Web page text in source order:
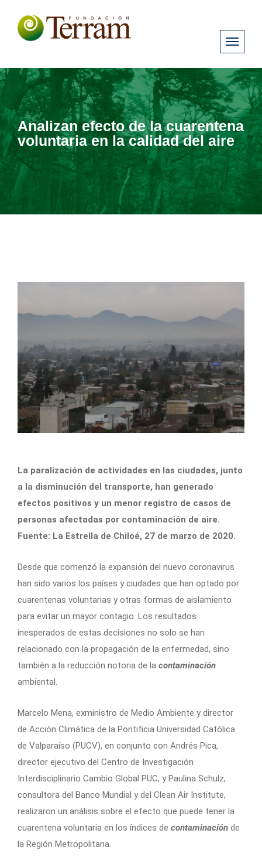
Analizan efecto de la cuarentena
voluntaria en la calidad del aire
La paralización de actividades en las ciudades, junto
a la disminución del transporte, han generado
efectos positivos y un menor registro de casos de
personas afectadas por contaminación de aire.
Fuente: La Estrella de Chiloé, 27 de marzo de 2020.
Desde que comenzó la expansión del nuevo coronavirus
han sido varios los países y ciudades que han optado por
cuarentenas voluntarias y otras formas de aislamiento
para evitar un mayor contagio. Los resultados
inesperados de estas decisiones no solo se han
relacionado con la propagación de la enfermedad, sino
también a la reducción notoria de la contaminación
ambiental.
Marcelo Mena, exministro de Medio Ambiente y director
de Acción Climática de la Pontificia Universidad Católica
de Valparaíso (PUCV), en conjunto con Andrés Pica,
director ejecutivo del Centro de Investigación
Interdisciplinario Cambio Global PUC, y Paulina Schulz,
consultora del Banco Mundial y del Clean Air Institute,
realizaron un análisis sobre el efecto que puede tener la
cuarentena voluntaria en los índices de contaminación de
la Región Metropolitana.